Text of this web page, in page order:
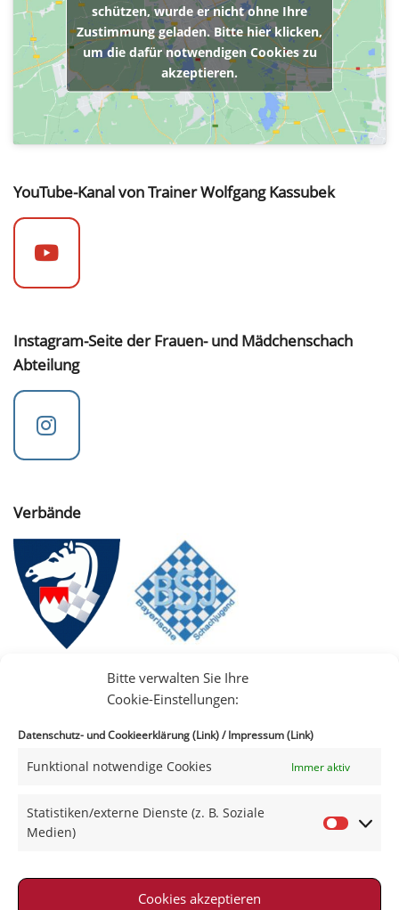
Bitte verwalten Sie Ihre
Cookie-Einstellungen:
Datenschutz- und Cookieerklärung (Link)/Impressum (Link)
Funktional notwendige Cookies Immer aktiv
Statistiken/externe Dienste (z. B. Soziale
Medien)
Cookies akzeptieren
schützen, wurde er nicht ohne Ihre
Zustimmung geladen. Bitte hier klicken,
um die dafür notwendigen Cookies zu
akzeptieren.
YouTube-Kanal von Trainer Wolfgang Kassubek
Instagram-Seite der Frauen- und Mädchenschach
Abteilung
Verbände
|Datenschutz|Kontakt